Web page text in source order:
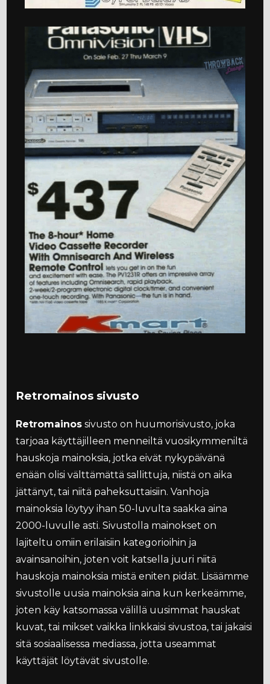
Retromainos sivusto
Retromainos sivusto on huumorisivusto, joka
tarjoaa käyttäjilleen menneiltä vuosikymmeniltä
hauskoja mainoksia, jotka eivät nykypäivänä
enään olisi välttämättä sallittuja, niistä on aika
jättänyt, tai niitä paheksuttaisiin. Vanhoja
mainoksia löytyy ihan 50-luvulta saakka aina
2000-luvulle asti. Sivustolla mainokset on
lajiteltu omiin erilaisiin kategorioihin ja
avainsanoihin, joten voit katsella juuri niitä
hauskoja mainoksia mistä eniten pidät. Lisäämme
sivustolle uusia mainoksia aina kun kerkeämme,
joten käy katsomassa välillä uusimmat hauskat
kuvat, tai mikset vaikka linkkaisi sivustoa, tai jakaisi
sitä sosiaalisessa mediassa, jotta useammat
käyttäjät löytävät sivustolle.